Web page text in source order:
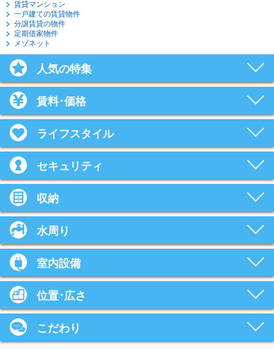
賃貸マンション
一戸建ての賃貸物件
分譲賃貸の物件
定期借家物件
メゾネット
人気の特集
賃料･価格
ライフスタイル
セキュリティ
収納
水周り
室内設備
位置･広さ
こだわり